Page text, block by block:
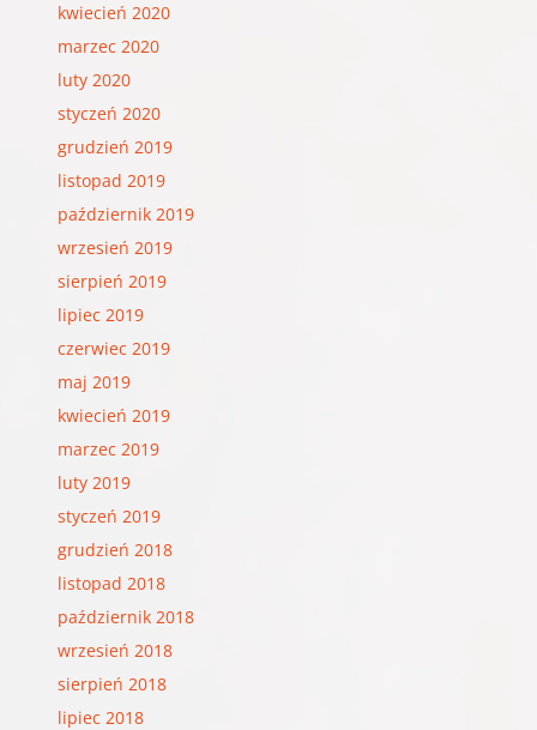
kwiecień 2020
marzec 2020
luty 2020
styczeń 2020
grudzień 2019
listopad 2019
październik 2019
wrzesień 2019
sierpień 2019
lipiec 2019
czerwiec 2019
maj 2019
kwiecień 2019
marzec 2019
luty 2019
styczeń 2019
grudzień 2018
listopad 2018
październik 2018
wrzesień 2018
sierpień 2018
lipiec 2018